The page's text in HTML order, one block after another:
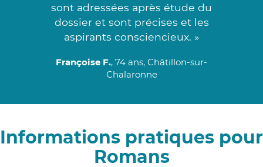
sont adressées après étude du
dossier et sont précises et les
aspirants consciencieux. »
Françoise F., 74 ans, Châtillon-sur-
Chalaronne
Informations pratiques pour
Romans